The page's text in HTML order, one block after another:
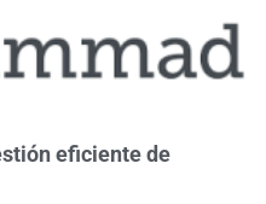
eficiente de